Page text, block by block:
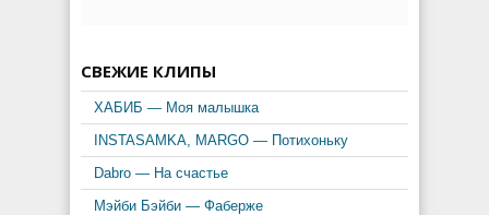
СВЕЖИЕ КЛИПЫ
ХАБИБ — Моя малышка
INSTASAMKA, MARGO — Потихоньку
Dabro — На счастье
Мэйби Бэйби — Фаберже